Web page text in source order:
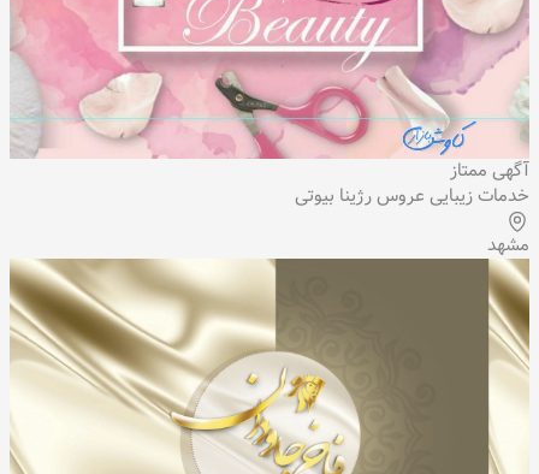
آگهی ممتاز
خدمات زیبایی عروس رژینا بیوتی
مشهد